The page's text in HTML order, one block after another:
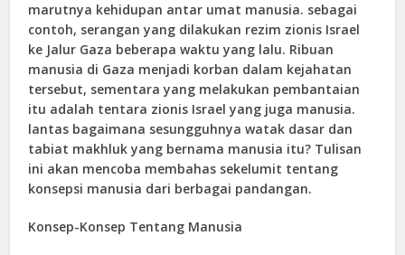
marutnya kehidupan antar umat manusia. sebagai
contoh, serangan yang dilakukan rezim zionis Israel
ke Jalur Gaza beberapa waktu yang lalu. Ribuan
manusia di Gaza menjadi korban dalam kejahatan
tersebut, sementara yang melakukan pembantaian
itu adalah tentara zionis Israel yang juga manusia.
lantas bagaimana sesungguhnya watak dasar dan
tabiat makhluk yang bernama manusia itu? Tulisan
ini akan mencoba membahas sekelumit tentang
konsepsi manusia dari berbagai pandangan.
Konsep-Konsep Tentang Manusia